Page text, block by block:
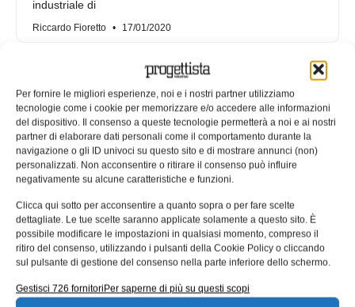
Per fornire le migliori esperienze, noi e i nostri partner utilizziamo
tecnologie come i cookie per memorizzare e/o accedere alle informazioni
del dispositivo. Il consenso a queste tecnologie permetterà a noi e ai nostri
partner di elaborare dati personali come il comportamento durante la
navigazione o gli ID univoci su questo sito e di mostrare annunci (non)
personalizzati. Non acconsentire o ritirare il consenso può influire
negativamente su alcune caratteristiche e funzioni.
Clicca qui sotto per acconsentire a quanto sopra o per fare scelte
dettagliate. Le tue scelte saranno applicate solamente a questo sito. È
possibile modificare le impostazioni in qualsiasi momento, compreso il
ritiro del consenso, utilizzando i pulsanti della Cookie Policy o cliccando
sul pulsante di gestione del consenso nella parte inferiore dello schermo.
Gestisci 726 fornitoriPer saperne di più su questi scopi
industriale di
Riccardo Fioretto 17/01/2020
Moverio BT-350: l’assistenza